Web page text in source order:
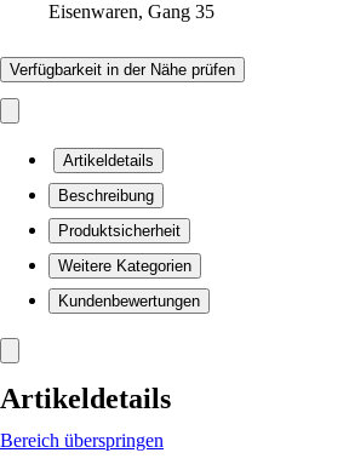
Eisenwaren, Gang 35
Verfügbarkeit in der Nähe prüfen
Artikeldetails
Beschreibung
Produktsicherheit
Weitere Kategorien
Kundenbewertungen
Artikeldetails
Bereich überspringen